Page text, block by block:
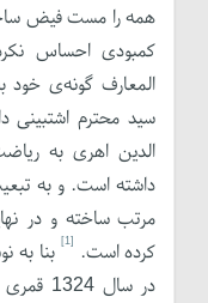
همه را مست فیض
کمبودی احساس
المعارف گونه‌ی خود
سید محترم
الدین اهری به
داشته است. و به
کرده است.
[1]
بنا به
در